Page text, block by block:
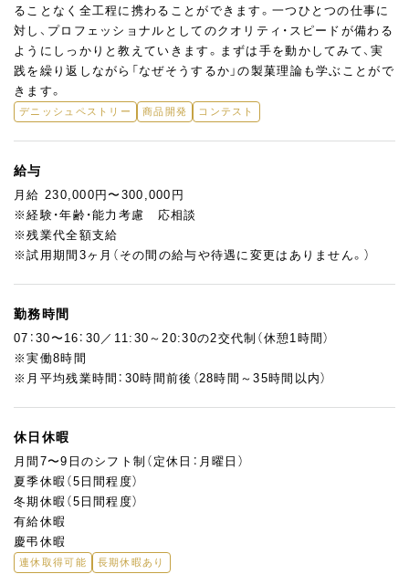
ることなく全工程に携わることができます。一つひとつの仕事に
対し、プロフェッショナルとしてのクオリティ・スピードが備わる
ようにしっかりと教えていきます。まずは手を動かしてみて、実
践を繰り返しながら「なぜそうするか」の製菓理論も学ぶことがで
きます。
デニッシュペストリー 商品開発 コンテスト
給与
月給 230,000円〜300,000円
※経験・年齢・能力考慮 応相談
※残業代全額支給
※試用期間3ヶ月（その間の給与や待遇に変更はありません。）
勤務時間
07：30〜16：30／11:30～20:30の2交代制（休憩1時間）
※実働8時間
※月平均残業時間：30時間前後（28時間～35時間以内）
休日休暇
月間7〜9日のシフト制（定休日：月曜日）
夏季休暇（5日間程度）
冬期休暇（5日間程度）
有給休暇
慶弔休暇
連休取得可能 長期休暇あり